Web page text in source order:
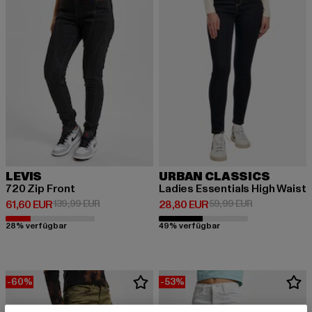
LEVIS
720 Zip Front
61,60 EUR
Derzeitiger Preis: 61,60 EUR
139,99 EURAktionspreis: 139,99 EUR
28% verfügbar
URBAN CLASSICS
Ladies Essentials High Waist
28,80 EUR
Derzeitiger Preis: 28,80 EUR
59,99 EURAktionspreis:
49% verfügbar
-60% -53%